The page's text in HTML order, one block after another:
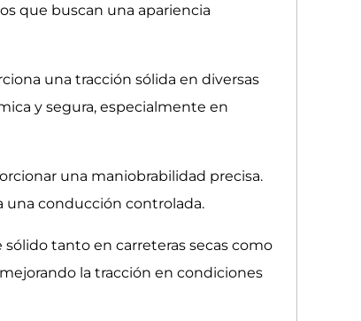
que buscan una apariencia
una tracción sólida en diversas
y segura, especialmente en
una maniobrabilidad precisa.
una conducción controlada.
tanto en carreteras secas como
la tracción en condiciones